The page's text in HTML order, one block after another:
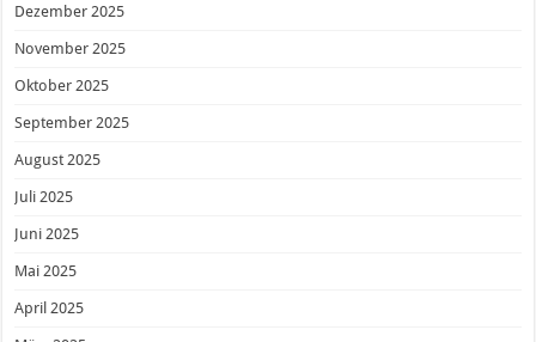
Dezember 2025
November 2025
Oktober 2025
September 2025
August 2025
Juli 2025
Juni 2025
Mai 2025
April 2025